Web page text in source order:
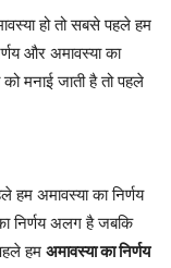
हो तो सबसे पहले हम
और अमावस्या का
को मनाई जाती है तो पहले
अमावस्या का निर्णय
निर्णय अलग है जबकि
हम अमावस्या का निर्णय